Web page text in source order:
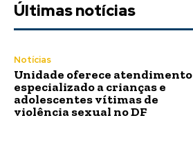
Últimas notícias
Notícias
Unidade oferece atendimento
especializado a crianças e
adolescentes vítimas de
violência sexual no DF